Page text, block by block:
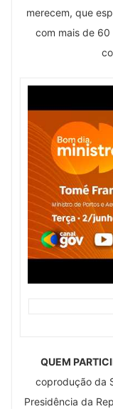
merecem, que
com mais de 60
QUEM
coprodução da
Presidência da